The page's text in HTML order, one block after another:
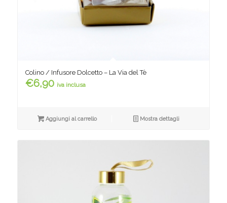
Colino / Infusore Dolcetto – La Via del Tè
€6,90 iva inclusa
Aggiungi al carrello Mostra dettagli